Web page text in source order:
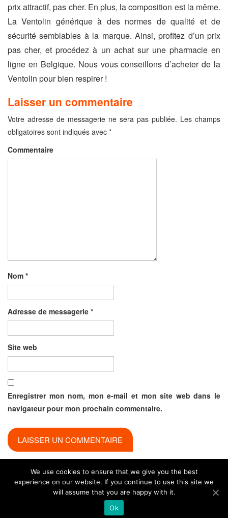
prix attractif, pas cher. En plus, la composition est la même.
La Ventolin générique à des normes de qualité et de
sécurité semblables à la marque. Ainsi, profitez d’un prix
pas cher, et procédez à un achat sur une pharmacie en
ligne en Belgique. Nous vous conseillons d’acheter de la
Ventolin pour bien respirer !
Laisser un commentaire
Votre adresse de messagerie ne sera pas publiée. Les champs
obligatoires sont indiqués avec *
Commentaire
Nom *
Adresse de messagerie *
Site web
Enregistrer mon nom, mon e-mail et mon site web dans le
navigateur pour mon prochain commentaire.
© Copyright 2018 All rights reserved
We use cookies to ensure that we give you the best
experience on our website. If you continue to use this site we
will assume that you are happy with it.
Ok